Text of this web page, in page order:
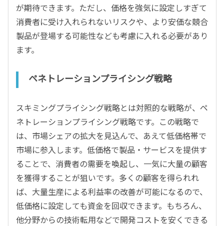
が期待できます。ただし、価格を強気に設定しすぎて
消費者に受け入れられないリスクや、より安価な競合
製品が登場する可能性なども考慮に入れる必要があり
ます。
ペネトレーションプライシング戦略
スキミングプライシング戦略とは対照的な戦略が、ペ
ネトレーションプライシング戦略です。この戦略で
は、市場シェアの拡大を見込んで、あえて低価格帯で
市場に参入します。低価格で製品・サービスを提供す
ることで、消費者の需要を喚起し、一気に大量の顧客
を獲得することが狙いです。多くの顧客を得られれ
ば、大量生産による利益率の改善が可能になるので、
低価格に設定しても資金を回収できます。もちろん、
他分野からの技術転用などで開発コストを安くできる